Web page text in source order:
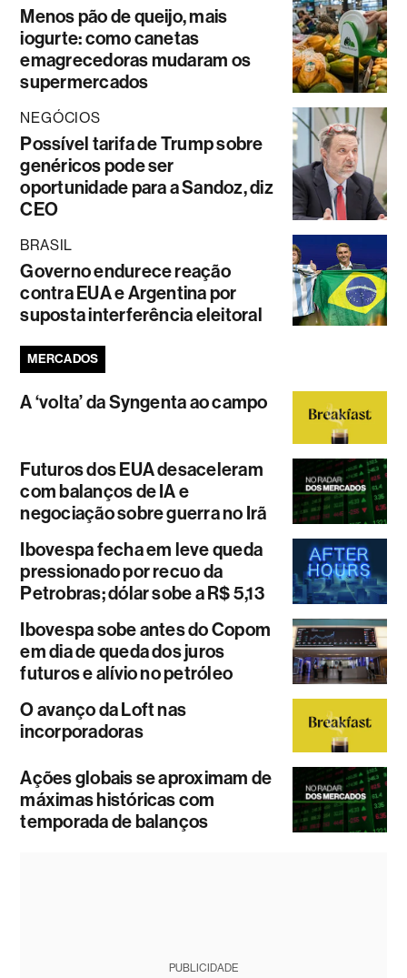
Menos pão de queijo, mais
iogurte: como canetas
emagrecedoras mudaram os
supermercados
NEGÓCIOS
Possível tarifa de Trump sobre
genéricos pode ser
oportunidade para a Sandoz, diz
CEO
BRASIL
Governo endurece reação
contra EUA e Argentina por
suposta interferência eleitoral
MERCADOS
A ‘volta’ da Syngenta ao campo
Futuros dos EUA desaceleram
com balanços de IA e
negociação sobre guerra no Irã
Ibovespa fecha em leve queda
pressionado por recuo da
Petrobras; dólar sobe a R$ 5,13
Ibovespa sobe antes do Copom
em dia de queda dos juros
futuros e alívio no petróleo
O avanço da Loft nas
incorporadoras
Ações globais se aproximam de
máximas históricas com
temporada de balanços
PUBLICIDADE